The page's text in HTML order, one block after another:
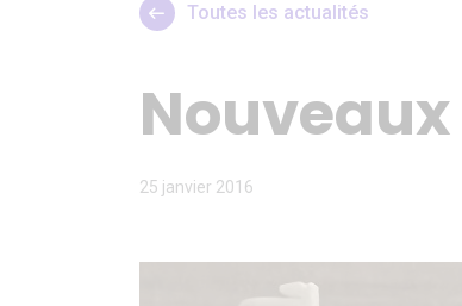
Toutes les actualités
25 janvier 2016